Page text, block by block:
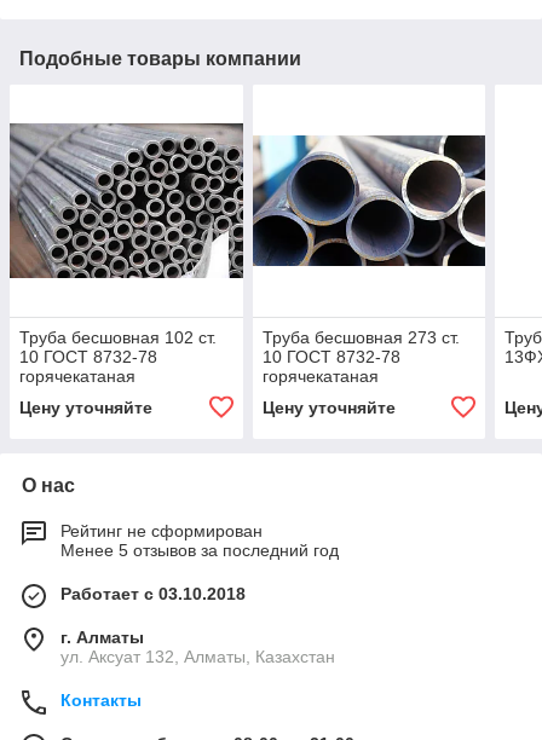
Подобные товары компании
Труба бесшовная 102 ст.
10 ГОСТ 8732-78
горячекатаная
Цену уточняйте
Труба бесшовная 273 ст.
10 ГОСТ 8732-78
горячекатаная
Цену уточняйте
О нас
Рейтинг не сформирован
Менее 5 отзывов за последний год
Работает с 03.10.2018
г. Алматы
ул. Аксуат 132, Алматы, Казахстан
Контакты